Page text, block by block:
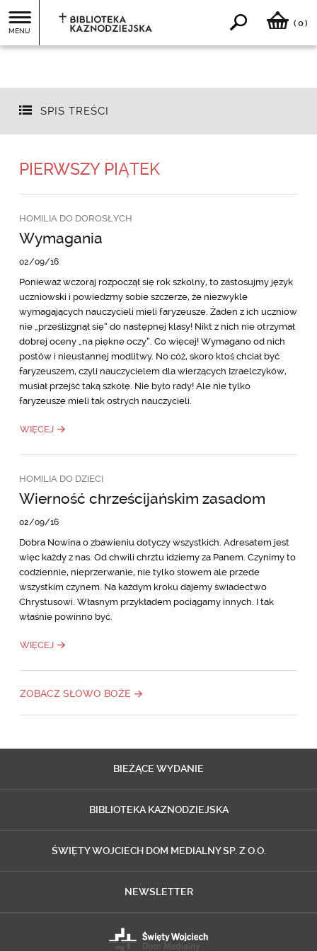
MENU
( 0)
SPIS TREŚCI
PIERWSZY PIĄTEK
HOMILIA DO DOROSŁYCH
Wymagania
02/09/16
Ponieważ wczoraj rozpoczął się rok szkolny, to zastosujmy język
uczniowski i powiedzmy sobie szczerze, że niezwykle
wymagających nauczycieli mieli faryzeusze. Żaden z ich uczniów
nie „prześlizgnął się” do następnej klasy! Nikt z nich nie otrzymał
dobrej oceny „na piękne oczy”. Co więcej! Wymagano od nich
postów i nieustannej modlitwy. No cóż, skoro ktoś chciał być
faryzeuszem, czyli nauczycielem dla wierzących Izraelczyków,
musiał przejść taką szkołę. Nie było rady! Ale nie tylko
faryzeusze mieli tak ostrych nauczycieli.
WIĘCEJ
HOMILIA DO DZIECI
Wierność chrześcijańskim zasadom
02/09/16
Dobra Nowina o zbawieniu dotyczy wszystkich. Adresatem jest
więc każdy z nas. Od chwili chrztu idziemy za Panem. Czynimy to
codziennie, nieprzerwanie, nie tylko słowem ale przede
wszystkim czynem. Na każdym kroku dajemy świadectwo
Chrystusowi. Własnym przykładem pociągamy innych. I tak
właśnie powinno być.
WIĘCEJ
ZOBACZ SŁOWO BOŻE
BIEŻĄCE WYDANIE
BIBLIOTEKA KAZNODZIEJSKA
ŚWIĘTY WOJCIECH DOM MEDIALNY SP. Z O.O.
NEWSLETTER